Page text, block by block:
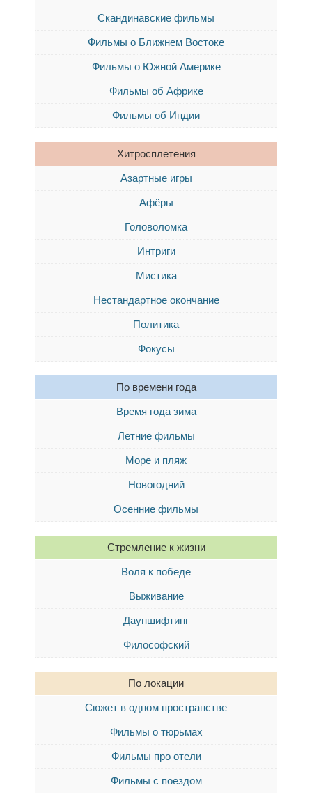
Скандинавские фильмы
Фильмы о Ближнем Востоке
Фильмы о Южной Америке
Фильмы об Африке
Фильмы об Индии
Хитросплетения
Азартные игры
Афёры
Головоломка
Интриги
Мистика
Нестандартное окончание
Политика
Фокусы
По времени года
Время года зима
Летние фильмы
Море и пляж
Новогодний
Осенние фильмы
Стремление к жизни
Воля к победе
Выживание
Дауншифтинг
Философский
По локации
Сюжет в одном пространстве
Фильмы о тюрьмах
Фильмы про отели
Фильмы с поездом